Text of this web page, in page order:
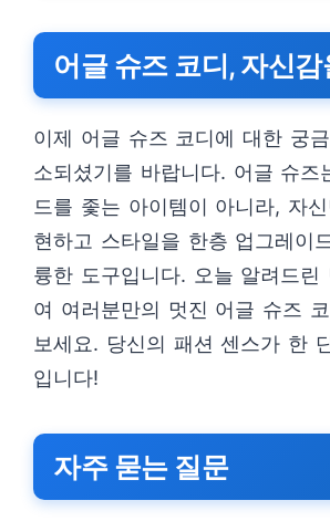
어글 슈즈 코디, 자신
이제 어글 슈즈 코디에 대한 궁
소되셨기를 바랍니다. 어글 슈즈
드를 좇는 아이템이 아니라, 자
현하고 스타일을 한층 업그레이
륭한 도구입니다. 오늘 알려드린
여 여러분만의 멋진 어글 슈즈
보세요. 당신의 패션 센스가 한
입니다!
자주 묻는 질문